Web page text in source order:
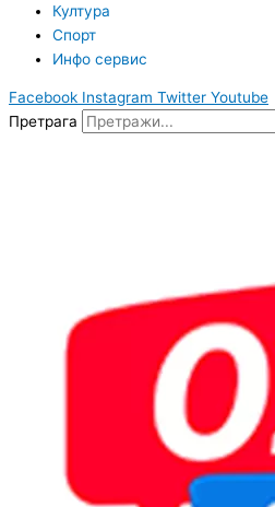
Култура
Спорт
Инфо сервис
Facebook Instagram Twitter Youtube
Претрага